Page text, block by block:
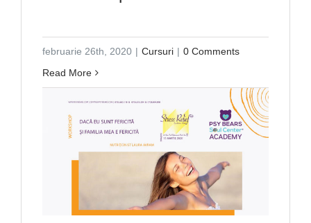
februarie 26th, 2020 | Cursuri | 0 Comments
Read More